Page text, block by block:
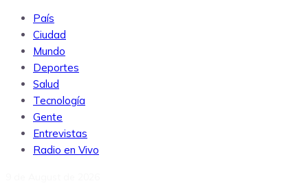
País
Ciudad
Mundo
Deportes
Salud
Tecnología
Gente
Entrevistas
Radio en Vivo